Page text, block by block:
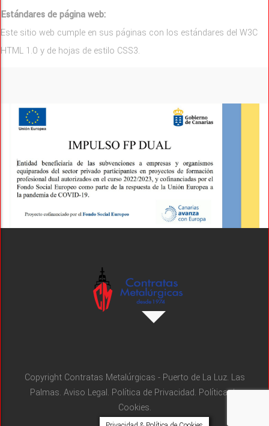
Estándares de página web:
Este sitio web cumple en sus páginas con los estándares del W3C
HTML 1.0 y de hojas de estilo CSS3.
Copyright Contratas Metalúrgicas - Puerto de La Luz. Las
Palmas. Aviso Legal. Política de Privacidad. Política de
Cookies.